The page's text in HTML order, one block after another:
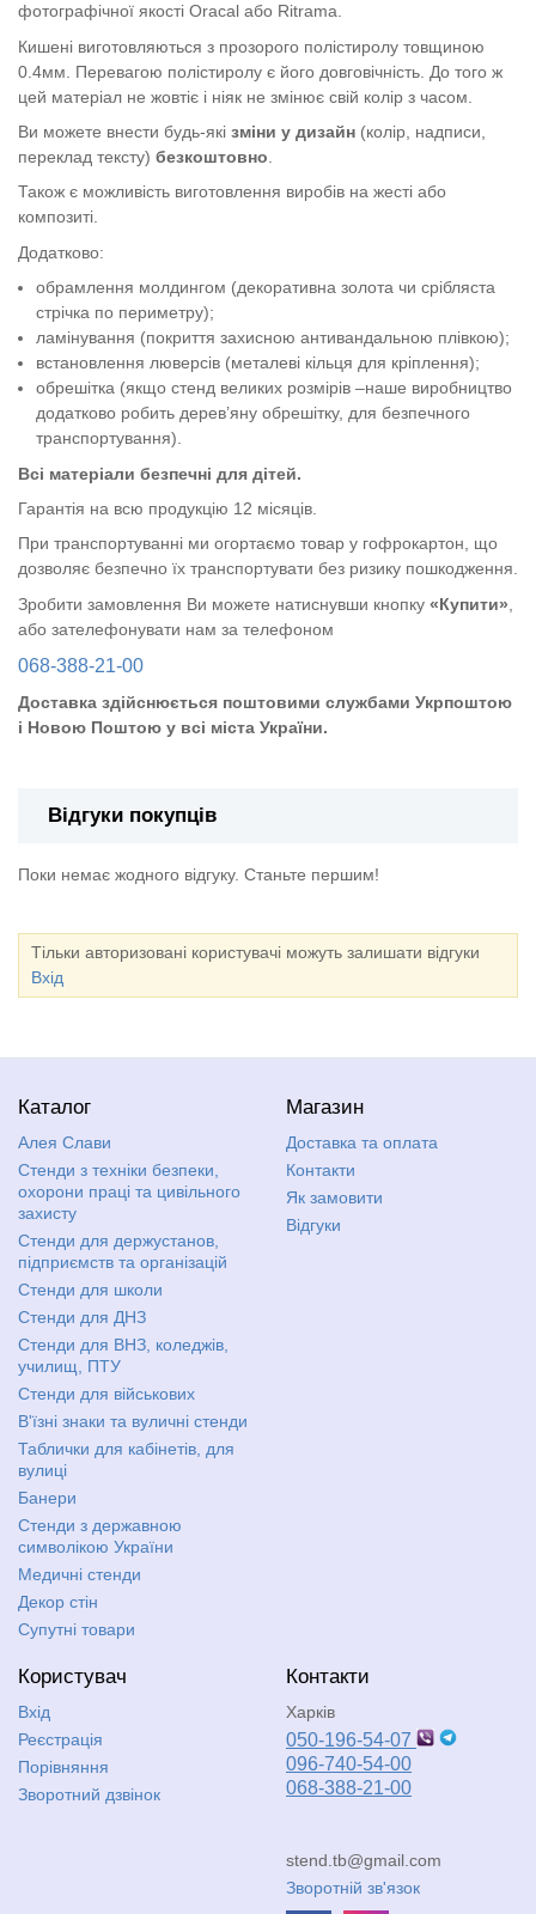
фотографічної якості Oracal або Ritrama.
Кишені виготовляються з прозорого полістиролу товщиною
0.4мм. Перевагою полістиролу є його довговічність. До того ж
цей матеріал не жовтіє і ніяк не змінює свій колір з часом.
Ви можете внести будь-які зміни у дизайн (колір, надписи,
переклад тексту) безкоштовно
Також є можливість виготовлення виробів на жесті або
композиті.
Додатково:
обрамлення молдингом (декоративна золота чи срібляста
стрічка по периметру);
ламінування (покриття захисною антивандальною плівкою);
встановлення люверсів (металеві кільця для кріплення);
обрешітка (якщо стенд великих розмірів –наше виробництво
додатково робить дерев’яну обрешітку, для безпечного
транспортування).
Всі матеріали безпечні для дітей.
Гарантія на всю продукцію 12 місяців.
При транспортуванні ми огортаємо товар у гофрокартон, що
дозволяє безпечно їх транспортувати без ризику пошкодження.
Зробити замовлення Ви можете натиснувши кнопку «Купити»
або зателефонувати нам за телефоном
068-388-21-00
Доставка здійснюється поштовими службами Укрпоштою
і Новою Поштою у всі міста України.
Відгуки покупців
Поки немає жодного відгуку. Станьте першим!
Тільки авторизовані користувачі можуть залишати відгуки
Вхід
Каталог
Алея Слави
Стенди з техніки безпеки,
охорони праці та цивільного
захисту
Стенди для держустанов,
підприємств та організацій
Стенди для школи
Стенди для ДНЗ
Стенди для ВНЗ, коледжів,
училищ, ПТУ
Стенди для військових
В'їзні знаки та вуличні стенди
Таблички для кабінетів, для
вулиці
Банери
Стенди з державною
символікою України
Медичні стенди
Декор стін
Супутні товари
Магазин
Доставка та оплата
Контакти
Як замовити
Відгуки
Користувач
Вхід
Реєстрація
Порівняння
Зворотний дзвінок
Контакти
Харків
050-196-54-07
096-740-54-00
068-388-21-00
stend.tb@gmail.com
Зворотній зв'язок